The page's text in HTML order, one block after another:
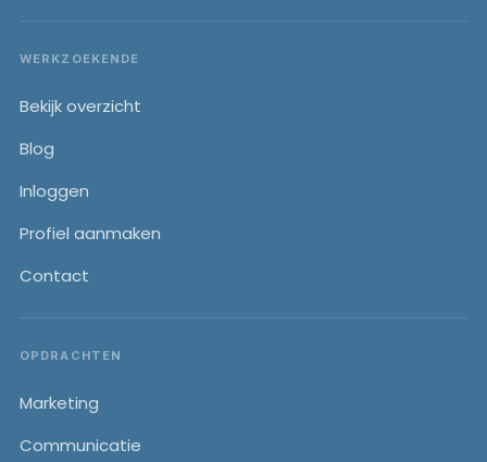
WERKZOEKENDE
Bekijk overzicht
Blog
Inloggen
Profiel aanmaken
Contact
OPDRACHTEN
Marketing
Communicatie